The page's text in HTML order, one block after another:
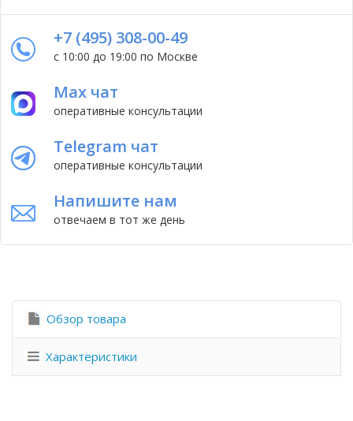
+7 (495) 308-00-49
с 10:00 до 19:00 по Москве
Max чат
оперативные консультации
Telegram чат
оперативные консультации
Напишите нам
отвечаем в тот же день
Обзор товара
Характеристики